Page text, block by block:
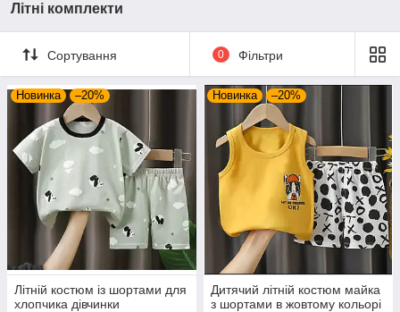
Літні комплекти
Сортування 0 Фільтри
Новинка –20%
Літній костюм із шортами для
хлопчика дівчинки
Новинка –20%
Дитячий літній костюм майка
з шортами в жовтому кольорі